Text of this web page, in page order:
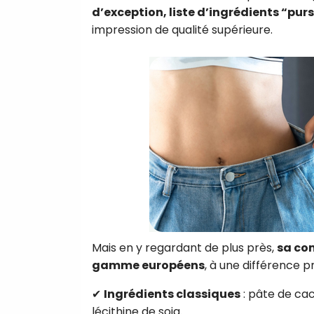
d’exception, liste d’ingrédients
impression de qualité supérieure.
Mais en y regardant de plus près,sa
gamme européens, à une différence
✔ Ingrédients classiques: pâte de